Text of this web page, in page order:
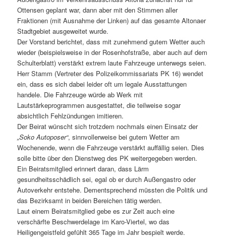
Ottensen geplant war, dann aber mit den Stimmen aller
Fraktionen (mit Ausnahme der Linken) auf das gesamte Altonaer
Stadtgebiet ausgeweitet wurde.
Der Vorstand berichtet, dass mit zunehmend gutem Wetter auch
wieder (beispielsweise in der Rosenhofstraße, aber auch auf dem
Schulterblatt) verstärkt extrem laute Fahrzeuge unterwegs seien.
Herr Stamm (Vertreter des Polizeikommissariats PK 16) wendet
ein, dass es sich dabei leider oft um legale Ausstattungen
handele. Die Fahrzeuge würde ab Werk mit
Lautstärkeprogrammen ausgestattet, die teilweise sogar
absichtlich Fehlzündungen imitieren.
Der Beirat wünscht sich trotzdem nochmals einen Einsatz der
„Soko Autoposer“, sinnvollerweise bei gutem Wetter am
Wochenende, wenn die Fahrzeuge verstärkt auffällig seien. Dies
solle bitte über den Dienstweg des PK weitergegeben werden.
Ein Beiratsmitglied erinnert daran, dass Lärm
gesundheitsschädlich sei, egal ob er durch Außengastro oder
Autoverkehr entstehe. Dementsprechend müssten die Politik und
das Bezirksamt in beiden Bereichen tätig werden.
Laut einem Beiratsmitglied gebe es zur Zeit auch eine
verschärfte Beschwerdelage im Karo-Viertel, wo das
Heiligengeistfeld gefühlt 365 Tage im Jahr bespielt werde.